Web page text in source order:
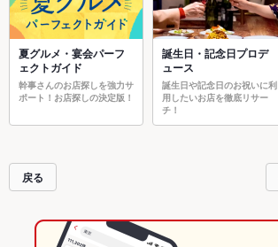
夏グルメ・宴会パーフ
ェクトガイド
幹事さんのお店探しを強力サ
ポート！お店探しの決定版！
誕生日・記念日プロデ
ュース
誕生日や記念日のお祝いに利
用したいお店を徹底リサー
チ！
戻る